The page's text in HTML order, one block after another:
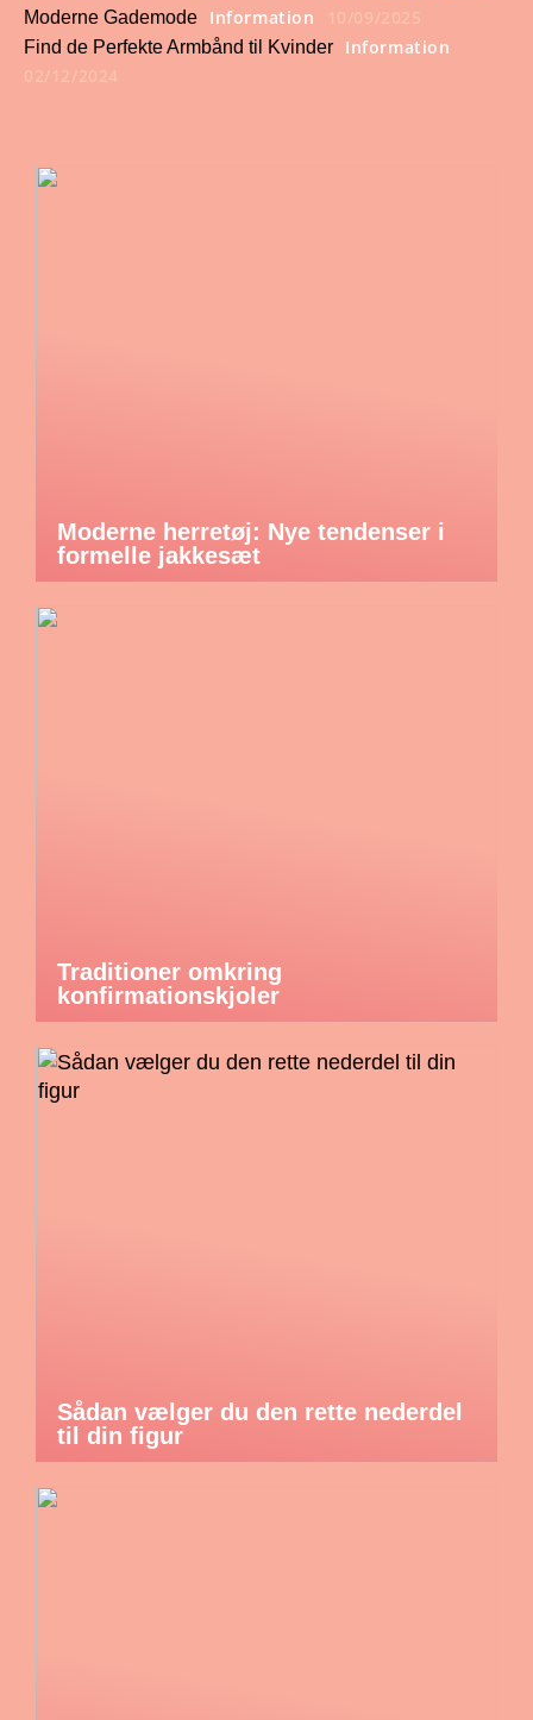
Moderne Gademode
Information
Find de Perfekte Armbånd til Kvinder
Information
Moderne herretøj: Nye tendenser i
formelle jakkesæt
Traditioner omkring
konfirmationskjoler
Sådan vælger du den rette nederdel
til din figur